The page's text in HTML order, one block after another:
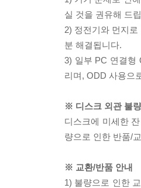
실 것을 권유해 드
2) 정전기와 먼지
분 해결됩니다.
3) 일부 PC 연결형
리며, ODD 사용으
※ 디스크 외관 불량
디스크에 미세한
량으로 인한 반품/
※ 교환/반품 안내
1) 불량으로 인한